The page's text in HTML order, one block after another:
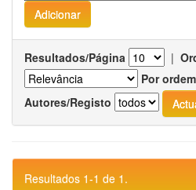
Resultados/Página |
Por ordem
Autores/Registo
Resultados 1-1 de 1.